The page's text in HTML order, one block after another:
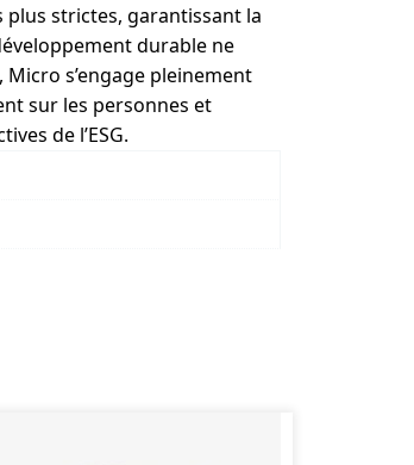
strictes, garantissant la
durable ne
s’engage pleinement
sur les personnes et
de l’ESG.